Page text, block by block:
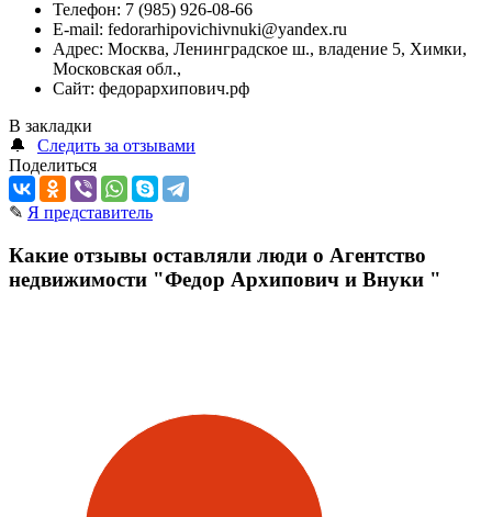
Телефон: 7 (985) 926-08-66
E-mail: fedorarhipovichivnuki@yandex.ru
Адрес: Москва, Ленинградское ш., владение 5, Химки,
Московская обл.,
Сайт: федорархипович.рф
В закладки
🔔
Следить за отзывами
Поделиться
✎ Я представитель
Какие отзывы оставляли люди о Агентство
недвижимости "Федор Архипович и Внуки "